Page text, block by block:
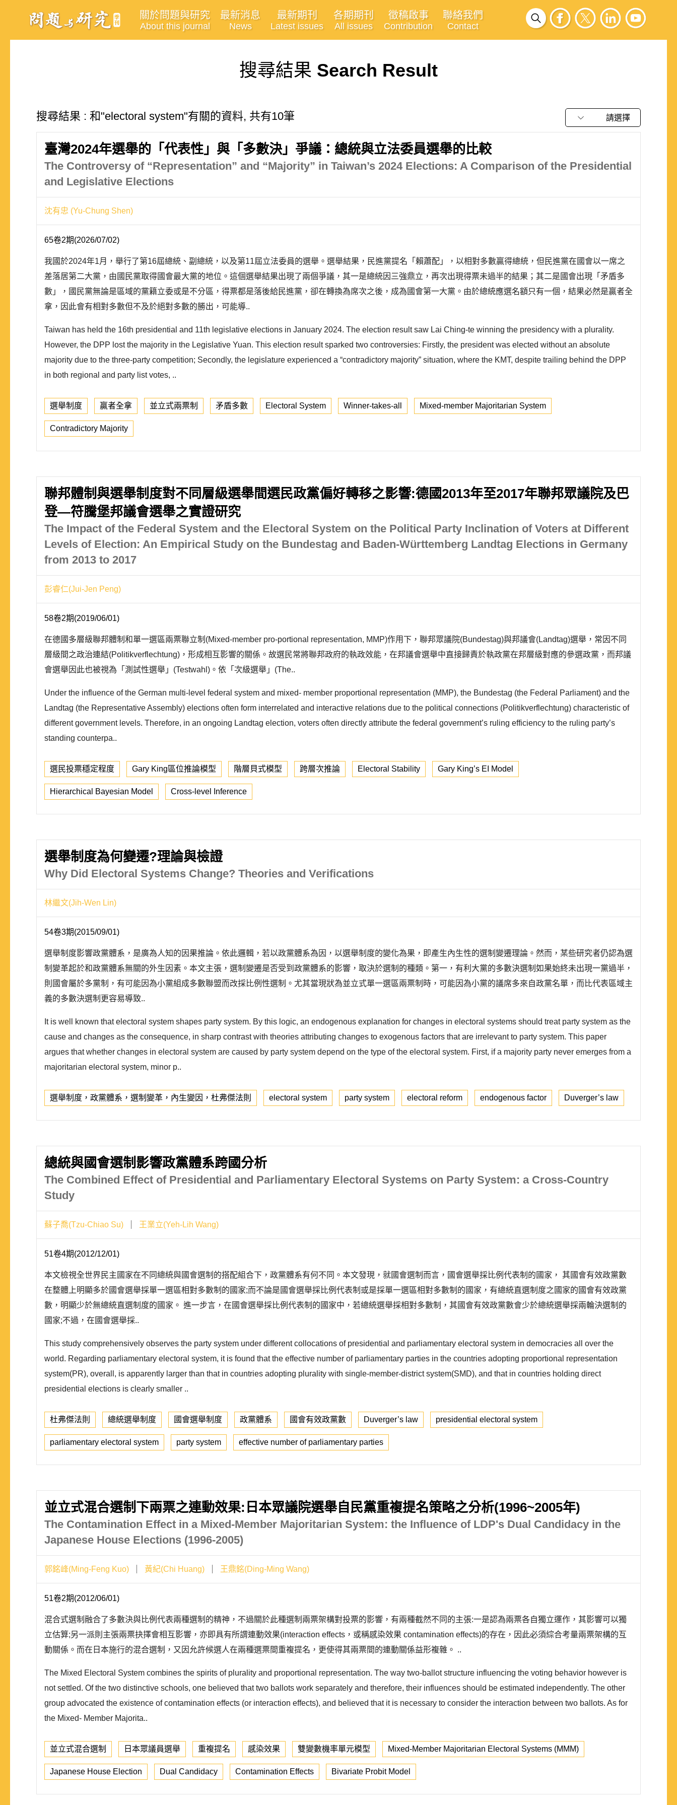
關於問題與研究
About this journal
最新消息
News
最新期刊
Latest issues
各期期刊
All issues
徵稿啟事
Contribution
聯絡我們
Contact
搜尋結果 Search Result
搜尋結果 : 和"electoral system"有關的資料, 共有10筆 請選擇
臺灣2024年選舉的「代表性」與「多數決」爭議：總統與立法委員選舉的比較
The Controversy of “Representation” and “Majority” in Taiwan’s 2024 Elections: A Comparison of the Presidential
and Legislative Elections
沈有忠 (Yu-Chung Shen)
65卷2期(2026/07/02)
我國於2024年1月，舉行了第16屆總統、副總統，以及第11屆立法委員的選舉。選舉結果，民進黨提名「賴蕭配」，以相對多數贏得總統，但民進黨在國會以一席之
差落居第二大黨，由國民黨取得國會最大黨的地位。這個選舉結果出現了兩個爭議，其一是總統因三強鼎立，再次出現得票未過半的結果；其二是國會出現「矛盾多
數」，國民黨無論是區域的黨籍立委或是不分區，得票都是落後給民進黨，卻在轉換為席次之後，成為國會第一大黨。由於總統應選名額只有一個，結果必然是贏者全
拿，因此會有相對多數但不及於絕對多數的勝出，可能導..
Taiwan has held the 16th presidential and 11th legislative elections in January 2024. The election result saw Lai Ching-te winning the presidency with a plurality.
However, the DPP lost the majority in the Legislative Yuan. This election result sparked two controversies: Firstly, the president was elected without an absolute
majority due to the three-party competition; Secondly, the legislature experienced a “contradictory majority” situation, where the KMT, despite trailing behind the DPP
in both regional and party list votes, ..
選舉制度 贏者全拿 並立式兩票制 矛盾多數 Electoral System Winner-takes-all Mixed-member Majoritarian System
Contradictory Majority
聯邦體制與選舉制度對不同層級選舉間選民政黨偏好轉移之影響:德國2013年至2017年聯邦眾議院及巴
登—符騰堡邦議會選舉之實證研究
The Impact of the Federal System and the Electoral System on the Political Party Inclination of Voters at Different
Levels of Election: An Empirical Study on the Bundestag and Baden-Württemberg Landtag Elections in Germany
from 2013 to 2017
彭睿仁(Jui-Jen Peng)
58卷2期(2019/06/01)
在德國多層級聯邦體制和單一選區兩票聯立制(Mixed-member pro-portional representation, MMP)作用下，聯邦眾議院(Bundestag)與邦議會(Landtag)選舉，常因不同
層級間之政治連結(Politikverflechtung)，形成相互影響的關係。故選民常將聯邦政府的執政效能，在邦議會選舉中直接歸責於執政黨在邦層級對應的參選政黨，而邦議
會選舉因此也被視為「測試性選舉」(Testwahl)。依「次級選舉」(The..
Under the influence of the German multi-level federal system and mixed- member proportional representation (MMP), the Bundestag (the Federal Parliament) and the
Landtag (the Representative Assembly) elections often form interrelated and interactive relations due to the political connections (Politikverflechtung) characteristic of
different government levels. Therefore, in an ongoing Landtag election, voters often directly attribute the federal government’s ruling efficiency to the ruling party’s
standing counterpa..
選民投票穩定程度 Gary King區位推論模型 階層貝式模型 跨層次推論 Electoral Stability Gary King’s EI Model
Hierarchical Bayesian Model Cross-level Inference
選舉制度為何變遷?理論與檢證
Why Did Electoral Systems Change? Theories and Verifications
林繼文(Jih-Wen Lin)
54卷3期(2015/09/01)
選舉制度影響政黨體系，是廣為人知的因果推論。依此邏輯，若以政黨體系為因，以選舉制度的變化為果，即產生內生性的選制變遷理論。然而，某些研究者仍認為選
制變革起於和政黨體系無關的外生因素。本文主張，選制變遷是否受到政黨體系的影響，取決於選制的種類。第一，有利大黨的多數決選制如果始終未出現一黨過半，
則國會屬於多黨制，有可能因為小黨組成多數聯盟而改採比例性選制。尤其當現狀為並立式單一選區兩票制時，可能因為小黨的議席多來自政黨名單，而比代表區域主
義的多數決選制更容易導致..
It is well known that electoral system shapes party system. By this logic, an endogenous explanation for changes in electoral systems should treat party system as the
cause and changes as the consequence, in sharp contrast with theories attributing changes to exogenous factors that are irrelevant to party system. This paper
argues that whether changes in electoral system are caused by party system depend on the type of the electoral system. First, if a majority party never emerges from a
majoritarian electoral system, minor p..
選舉制度，政黨體系，選制變革，內生變因，杜弗傑法則 electoral system party system electoral reform endogenous factor Duverger’s law
總統與國會選制影響政黨體系跨國分析
The Combined Effect of Presidential and Parliamentary Electoral Systems on Party System: a Cross-Country
Study
蘇子喬(Tzu-Chiao Su) 王業立(Yeh-Lih Wang)
51卷4期(2012/12/01)
本文檢視全世界民主國家在不同總統與國會選制的搭配組合下，政黨體系有何不同。本文發現，就國會選制而言，國會選舉採比例代表制的國家， 其國會有效政黨數
在整體上明顯多於國會選舉採單一選區相對多數制的國家;而不論是國會選舉採比例代表制或是採單一選區相對多數制的國家，有總統直選制度之國家的國會有效政黨
數，明顯少於無總統直選制度的國家。 進一步言，在國會選舉採比例代表制的國家中，若總統選舉採相對多數制，其國會有效政黨數會少於總統選舉採兩輪決選制的
國家;不過，在國會選舉採..
This study comprehensively observes the party system under different collocations of presidential and parliamentary electoral system in democracies all over the
world. Regarding parliamentary electoral system, it is found that the effective number of parliamentary parties in the countries adopting proportional representation
system(PR), overall, is apparently larger than that in countries adopting plurality with single-member-district system(SMD), and that in countries holding direct
presidential elections is clearly smaller ..
杜弗傑法則 總統選舉制度 國會選舉制度 政黨體系 國會有效政黨數 Duverger’s law presidential electoral system
parliamentary electoral system party system effective number of parliamentary parties
並立式混合選制下兩票之連動效果:日本眾議院選舉自民黨重複提名策略之分析(1996~2005年)
The Contamination Effect in a Mixed-Member Majoritarian System: the Influence of LDP's Dual Candidacy in the
Japanese House Elections (1996-2005)
郭銘峰(Ming-Feng Kuo) 黃紀(Chi Huang) 王鼎銘(Ding-Ming Wang)
51卷2期(2012/06/01)
混合式選制融合了多數決與比例代表兩種選制的精神，不過關於此種選制兩票架構對投票的影響，有兩種截然不同的主張:一是認為兩票各自獨立運作，其影響可以獨
立估算;另一派則主張兩票抉擇會相互影響，亦即具有所謂連動效果(interaction effects，或稱感染效果 contamination effects)的存在，因此必須綜合考量兩票架構的互
動關係。而在日本施行的混合選制，又因允許候選人在兩種選票間重複提名，更使得其兩票間的連動關係益形複雜。 ..
The Mixed Electoral System combines the spirits of plurality and proportional representation. The way two-ballot structure influencing the voting behavior however is
not settled. Of the two distinctive schools, one believed that two ballots work separately and therefore, their influences should be estimated independently. The other
group advocated the existence of contamination effects (or interaction effects), and believed that it is necessary to consider the interaction between two ballots. As for
the Mixed- Member Majorita..
並立式混合選制 日本眾議員選舉 重複提名 感染效果 雙變數機率單元模型 Mixed-Member Majoritarian Electoral Systems (MMM)
Japanese House Election Dual Candidacy Contamination Effects Bivariate Probit Model